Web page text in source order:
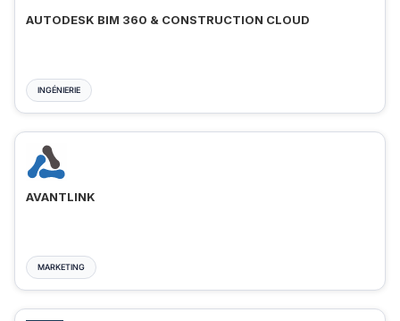
AUTODESK BIM 360 & CONSTRUCTION CLOUD
INGÉNIERIE
AVANTLINK
MARKETING